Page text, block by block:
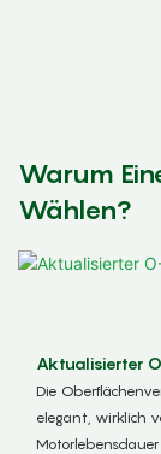
Warum
Wählen?
Aktualisierter
Die
elegant, wirklich